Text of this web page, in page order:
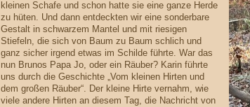
kleinen Schafe und schon hatte sie eine ganze Herde
zu hüten. Und dann entdeckten wir eine sonderbare
Gestalt in schwarzem Mantel und mit riesigen
Stiefeln, die sich von Baum zu Baum schlich und
ganz sicher irgend etwas im Schilde führte. War das
nun Brunos Papa Jo, oder ein Räuber? Karin führte
uns durch die Geschichte „Vom kleinen Hirten und
dem großen Räuber“. Der kleine Hirte vernahm, wie
viele andere Hirten an diesem Tag, die Nachricht von